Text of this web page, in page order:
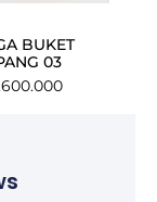
BUKET
03